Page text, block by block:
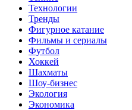
Технологии
Тренды
Фигурное катание
Фильмы и сериалы
Футбол
Хоккей
Шахматы
Шоу-бизнес
Экология
Экономика